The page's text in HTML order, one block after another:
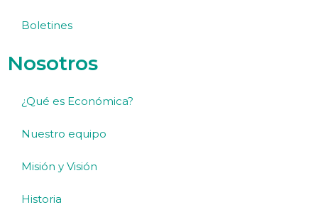
Boletines
Nosotros
¿Qué es Económica?
Nuestro equipo
Misión y Visión
Historia